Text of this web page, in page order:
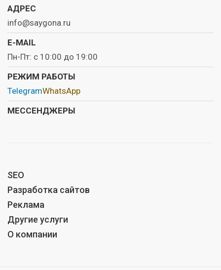
АДРЕС
info@saygona.ru
E-MAIL
Пн-Пт: с 10:00 до 19:00
РЕЖИМ РАБОТЫ
TelegramWhatsApp
МЕССЕНДЖЕРЫ
SEO
Разработка сайтов
Реклама
Другие услуги
О компании